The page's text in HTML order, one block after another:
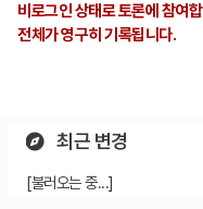
비로그인 상태로 토론에 참
전체가 영구히 기록됩니다.
최근 변경
[불러오는 중...]